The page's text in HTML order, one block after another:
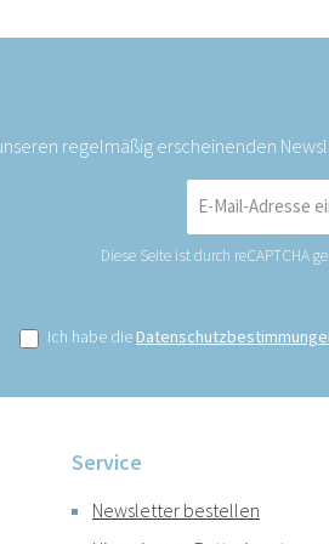
regelmäßig erscheinenden
Mail-
*
Diese Seite ist durch reCAPTCHA
Ich habe die
Service
Newsletter bestellen